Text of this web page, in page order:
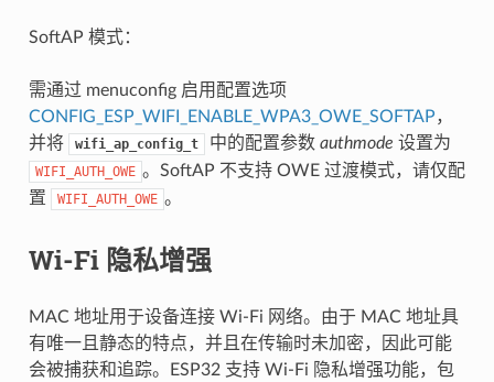
SoftAP 模式：
需通过 menuconfig 启用配置选项
CONFIG_ESP_WIFI_ENABLE_WPA3_OWE_SOFTAP，
并将
wifi_ap_config_t 中的配置参数 authmode 设置为
WIFI_AUTH_OWE 。SoftAP 不支持 OWE 过渡模式，请仅配
置
WIFI_AUTH_OWE 。
Wi-Fi 隐私增强
MAC 地址用于设备连接 Wi-Fi 网络。由于 MAC 地址具
有唯一且静态的特点，并且在传输时未加密，因此可能
会被捕获和追踪。ESP32 支持 Wi-Fi 隐私增强功能，包